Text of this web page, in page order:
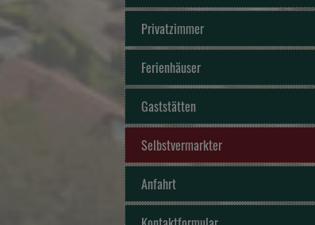
Privatzimmer
Ferienhäuser
Gaststätten
Selbstvermarkter
Anfahrt